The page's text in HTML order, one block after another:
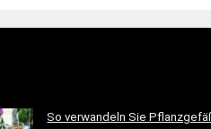
So verwandeln Sie